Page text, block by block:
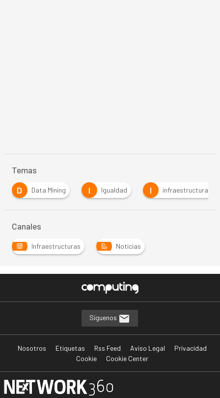
Temas
D
Data Mining I Igualdad I infraestructuras
Canales
Infraestructuras Noticias
Síguenos
Nosotros Etiquetas Rss Feed Aviso Legal
Privacidad
Cookie
Cookie Center